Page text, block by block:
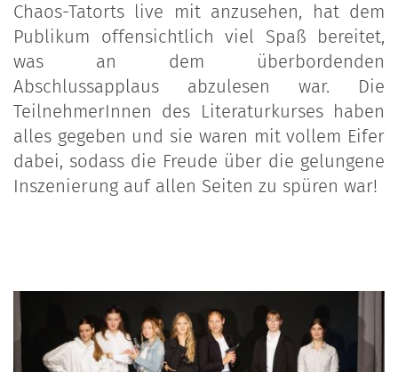
Chaos-Tatorts live mit anzusehen, hat dem
Publikum offensichtlich viel Spaß bereitet,
was an dem überbordenden
Abschlussapplaus abzulesen war. Die
TeilnehmerInnen des Literaturkurses haben
alles gegeben und sie waren mit vollem Eifer
dabei, sodass die Freude über die gelungene
Inszenierung auf allen Seiten zu spüren war!